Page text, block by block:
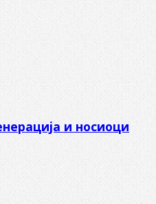
и носиоци